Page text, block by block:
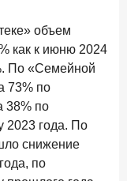
объем
как к июню 2024
По «Семейной
73% по
38% по
2023 года. По
снижение
по